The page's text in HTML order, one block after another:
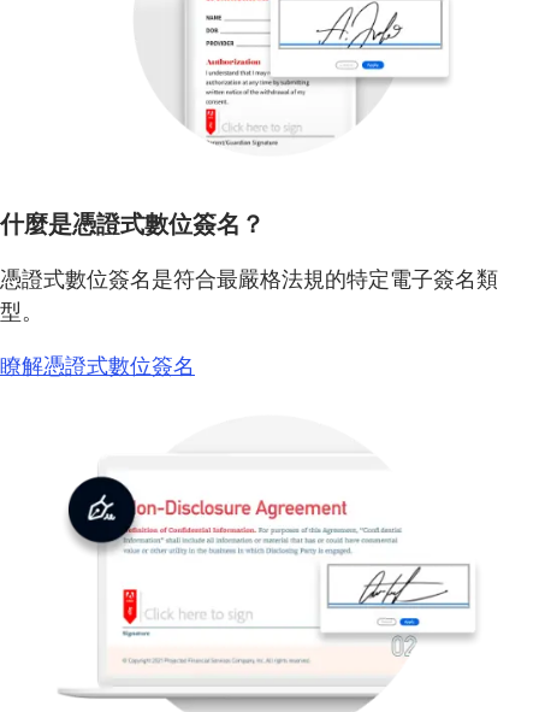
什麼是憑證式數位簽名？
憑證式數位簽名是符合最嚴格法規的特定電子簽名類
型。
瞭解憑證式數位簽名